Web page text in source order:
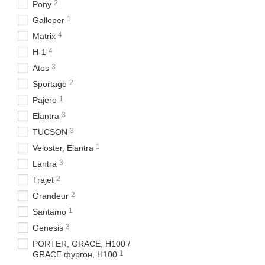
Pony 2
Galloper 1
Matrix 4
H-1 4
Atos 3
Sportage 2
Pajero 1
Elantra 3
TUCSON 3
Veloster, Elantra 1
Lantra 3
Trajet 2
Grandeur 2
Santamo 1
Genesis 3
PORTER, GRACE, H100 /
GRACE фургон, H100 1